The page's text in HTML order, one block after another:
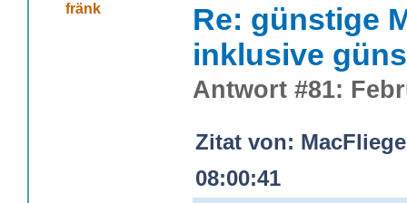
fränk
Re: günstige
inklusive
Antwort #81:
Zitat von:
08:00:41